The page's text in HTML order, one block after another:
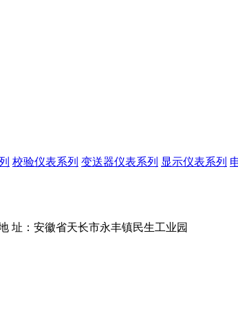
校验仪表系列 变送器仪表系列 显示仪表系列
址：安徽省天长市永丰镇民生工业园